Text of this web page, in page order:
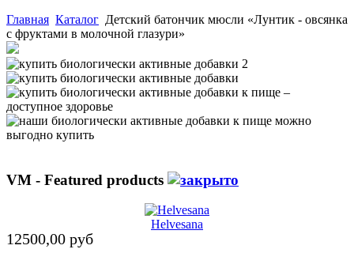
Главная Каталог Детский батончик мюсли «Лунтик - овсянка
с фруктами в молочной глазури»
VM - Featured products
Helvesana
12500,00 руб